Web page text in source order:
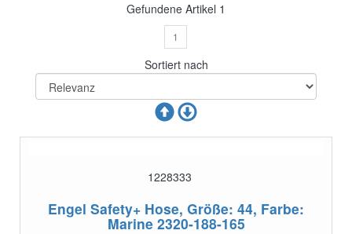
Gefundene Artikel 1
1
Sortiert nach
1228333
Engel Safety+ Hose, Größe: 44, Farbe:
Marine 2320-188-165